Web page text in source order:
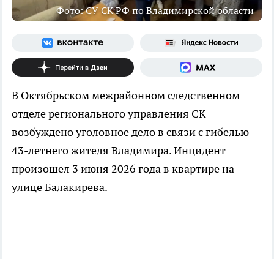
Фото: СУ СК РФ по Владимирской области
В Октябрьском межрайонном следственном
отделе регионального управления СК
возбуждено уголовное дело в связи с гибелью
43-летнего жителя Владимира. Инцидент
произошел 3 июня 2026 года в квартире на
улице Балакирева.